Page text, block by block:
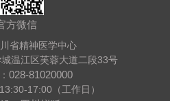
方微信
省精神医学中心
温江区芙蓉大道二段33号
028-81020000
17:00（工作日）